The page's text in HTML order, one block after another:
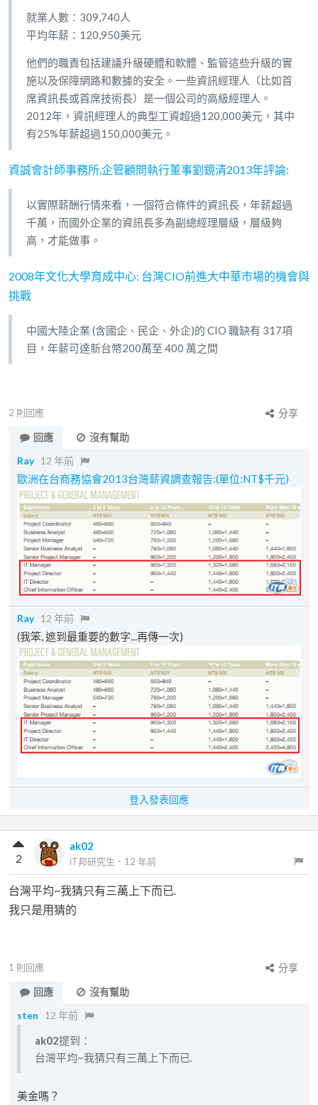
就業人數：309,740人
平均年薪：120,950美元
他們的職責包括建議升級硬體和軟體、監管這些升級的實
施以及保障網路和數據的安全。一些資訊經理人（比如首
席資訊長或首席技術長）是一個公司的高級經理人。
2012年，資訊經理人的典型工資超過120,000美元，其中
有25%年薪超過150,000美元。
資誠會計師事務所,企管顧問執行董事劉鏡清2013年評論:
以實際薪酬行情來看，一個符合條件的資訊長，年薪超過
千萬，而國外企業的資訊長多為副總經理層級，層級夠
高，才能做事。
2008年文化大學育成中心: 台灣CIO前進大中華市場的機會與
挑戰
中國大陸企業 (含國企、民企、外企)的 CIO 職缺有 317項
目，年薪可達新台幣200萬至 400 萬之間
2 則回應
分享
回應
沒有幫助
Ray 12 年前
歐洲在台商務協會2013台灣薪資調查報告:(單位:NT$千元)
Ray 12 年前
(我笨, 遮到最重要的數字...再傳一次)
登入發表回應
ak02
iT邦研究生 ． 12 年前
2
台灣平均~我猜只有三萬上下而已.
我只是用猜的
1 則回應
分享
回應
沒有幫助
sten
12 年前
ak02提到：
台灣平均~我猜只有三萬上下而已.
美金嗎？